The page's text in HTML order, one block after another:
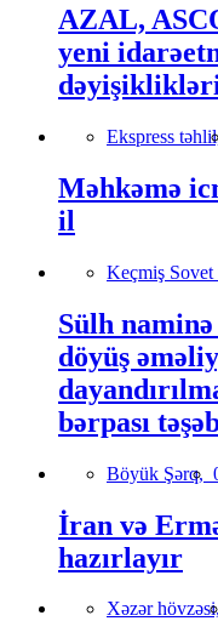
AZAL,
yeni
Ekspress
Məhkəmə
il
Keçmiş Sovet
Sülh
döyüş
bərpası
Böyük Şərq,
İran və
hazırlayır
Xəzər